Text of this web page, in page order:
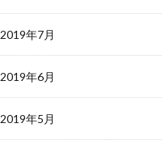
2019年7月
2019年6月
2019年5月